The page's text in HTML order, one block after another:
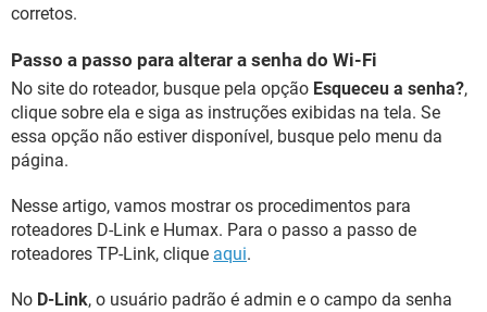
corretos.
Passo a passo para alterar a senha do Wi-Fi
No site do roteador, busque pela opção Esqueceu a senha?,
clique sobre ela e siga as instruções exibidas na tela. Se
essa opção não estiver disponível, busque pelo menu da
página.
Nesse artigo, vamos mostrar os procedimentos para
roteadores D-Link e Humax. Para o passo a passo de
roteadores TP-Link, clique aqui.
No D-Link, o usuário padrão é admin e o campo da senha